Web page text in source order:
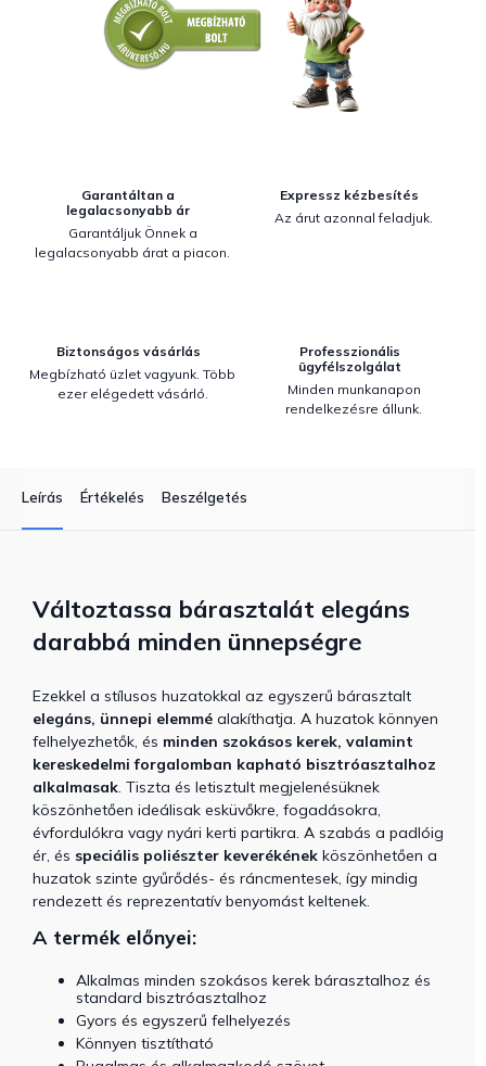
Garantáltan a
legalacsonyabb ár
Garantáljuk Önnek a
legalacsonyabb árat a piacon.
Expressz kézbesítés
Az árut azonnal feladjuk.
Biztonságos vásárlás
Megbízható üzlet vagyunk. Több
ezer elégedett vásárló.
Professzionális
ügyfélszolgálat
Minden munkanapon
rendelkezésre állunk.
Leírás Értékelés Beszélgetés
Változtassa bárasztalát elegáns
darabbá minden ünnepségre
Ezekkel a stílusos huzatokkal az egyszerű bárasztalt
elegáns, ünnepi elemmé alakíthatja. A huzatok könnyen
felhelyezhetők, és minden szokásos kerek, valamint
kereskedelmi forgalomban kapható bisztróasztalhoz
alkalmasak. Tiszta és letisztult megjelenésüknek
köszönhetően ideálisak esküvőkre, fogadásokra,
évfordulókra vagy nyári kerti partikra. A szabás a padlóig
ér, és speciális poliészter keverékének köszönhetően a
huzatok szinte gyűrődés- és ráncmentesek, így mindig
rendezett és reprezentatív benyomást keltenek.
A termék előnyei:
Alkalmas minden szokásos kerek bárasztalhoz és
standard bisztróasztalhoz
Gyors és egyszerű felhelyezés
Könnyen tisztítható